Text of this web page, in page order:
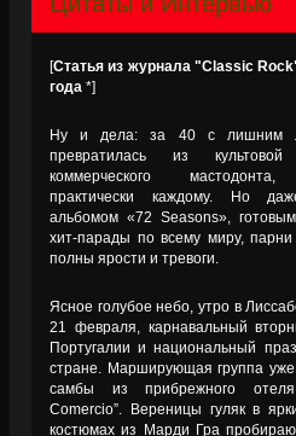
[Статья из журнала "Classic
года *]
Ну и дела: за 40 с лишним
превратилась из
коммерческого мастодонта,
практически каждому. Но
альбомом «72 Seasons»,
хит-парады по всему миру,
полны ярости и тревоги.
Ясное голубое небо, утро в
21 февраля, карнавальный
Португалии и национальный
стране. Марширующая группа
самбы из прибрежного
Comercio”. Вереницы гуляк в
костюмах из Марди Гра